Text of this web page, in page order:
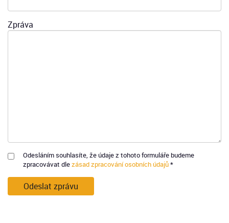
Zpráva
Odesláním souhlasíte, že údaje z tohoto formuláře budeme
zpracovávat dlezásad zpracování osobních údajů*
Odeslat zprávu